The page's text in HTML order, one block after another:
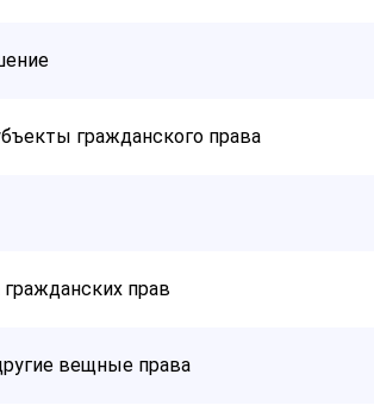
гражданского права
прав
вещные права